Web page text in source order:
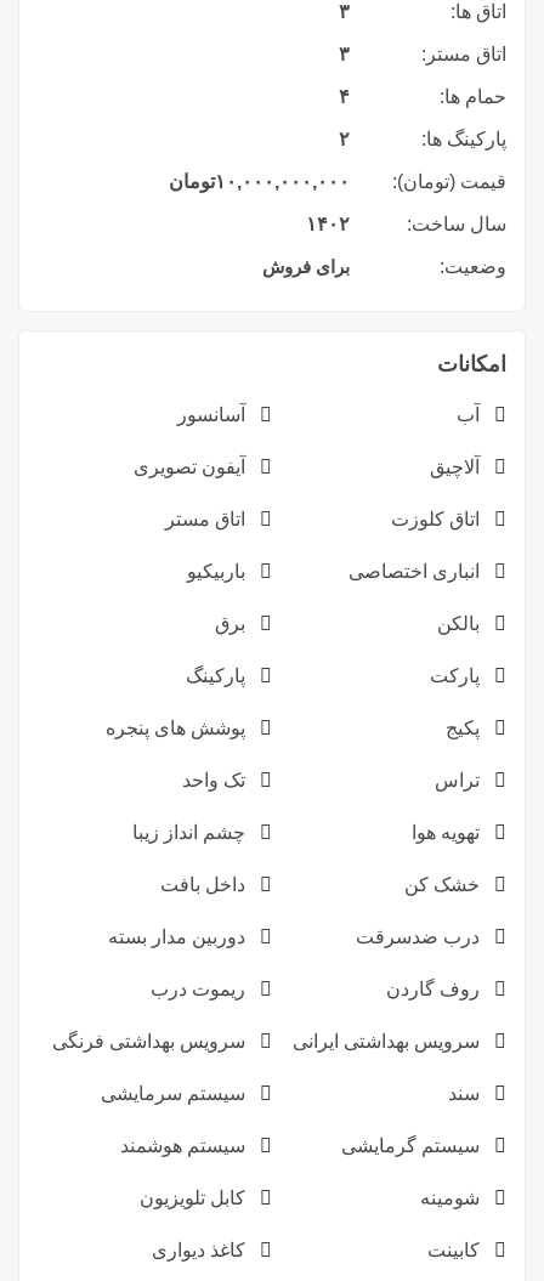
اتاق ها: ۳
اتاق مستر: ۳
حمام ها: ۴
پارکینگ ها: ۲
قیمت (تومان): ۱۰,۰۰۰,۰۰۰,۰۰۰تومان
سال ساخت: ۱۴۰۲
وضعیت: برای فروش
امکانات
آب آسانسور
آلاچیق آیفون تصویری
اتاق کلوزت اتاق مستر
انباری اختصاصی باربیکیو
بالکن برق
پارکت پارکینگ
پکیج پوشش های پنجره
تراس تک واحد
تهویه هوا چشم انداز زیبا
خشک کن داخل بافت
درب ضدسرقت دوربین مدار بسته
روف گاردن ریموت درب
سرویس بهداشتی ایرانی سرویس بهداشتی فرنگی
سند سیستم سرمایشی
سیستم گرمایشی سیستم هوشمند
شومینه کابل تلویزیون
کابینت کاغذ دیواری